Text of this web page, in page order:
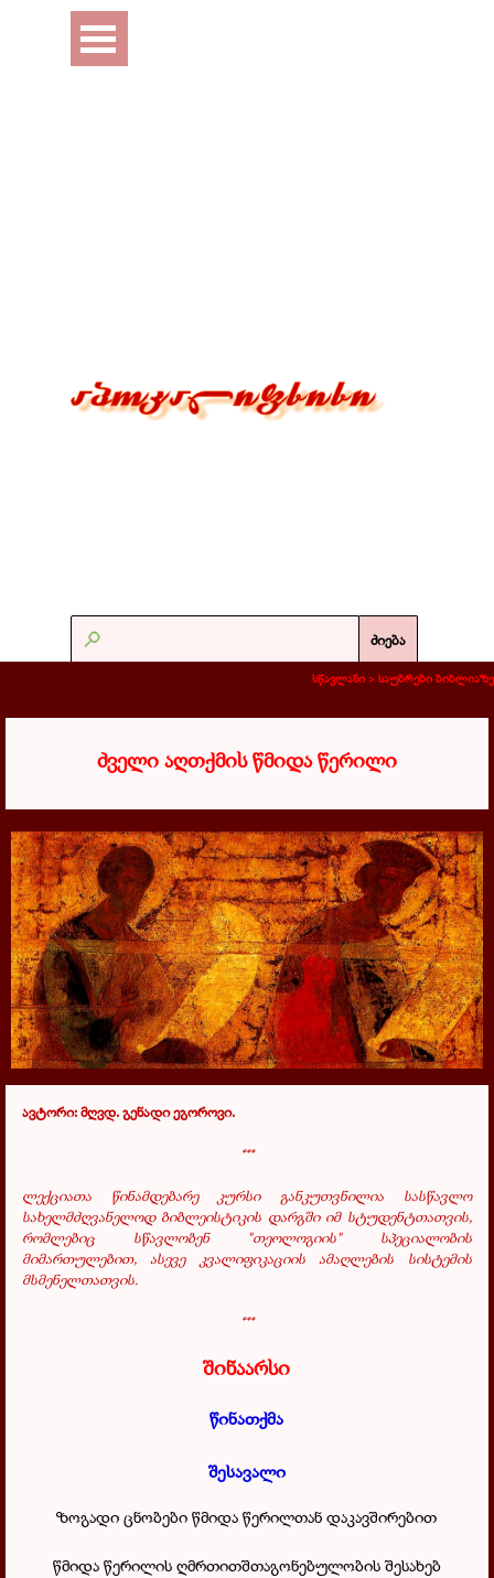
Перейти к контенту
Пропустить меню
ძიება
სწავლანი > საუბრები ბიბლიაზე
ძველი აღთქმის წმიდა წერილი
ავტორი: მღვდ. გენადი ეგოროვი.
***
ლექციათა
წინამდებარე კურსი განკუთვნილია სასწავლო
სახელმძღვანელოდ ბიბლეისტიკის დარგში იმ სტუდენტთათვის,
რომლებიც სწავლობენ "თეოლოგიის" სპეციალობის
მიმართულებით, ასევე კვალიფიკაციის ამაღლების სისტემის
მსმენელთათვის.
***
შინაარსი
წინათქმა
შესავალი
ზოგადი ცნობები წმიდა წერილთან დაკავშირებით
წმიდა წერილის ღმრთითშთაგონებულობის შესახებ